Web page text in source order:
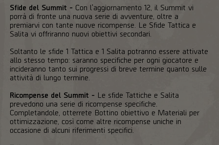
Sfide del Summit - Con l'aggiornamento 12, il Summit vi
porrà di fronte una nuova serie di avventure, oltre a
premiarvi con tante nuove ricompense. Le Sfide Tattica e
Salita vi offriranno nuovi obiettivi secondari.
Soltanto le sfide 1 Tattica e 1 Salita potranno essere attivate
allo stesso tempo: saranno specifiche per ogni giocatore e
incideranno tanto sui progressi di breve termine quanto sulle
attività di lungo termine.
Ricompense del Summit - Le sfide Tattiche e Salita
prevedono una serie di ricompense specifiche.
Completandole, otterrete Bottino obiettivo e Materiali per
ottimizzazione, così come altre ricompense uniche in
occasione di alcuni riferimenti specifici.